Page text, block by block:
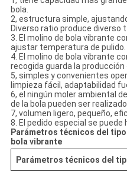
bola.
2, estructura simple,
Diverso ratio produce diverso
3. El molino de bola vibrante
ajustar temperatura de pulido.
4. El molino de bola vibrante
recogida guarda la
5, simples y convenientes
limpieza fácil, adaptabilidad
6, el ningún moler ambiental
de la bola pueden ser
7, volumen ligero, pequeño,
8. El pedido especial se
Parámetros técnicos del
bola vibrante
Parámetros técnicos del